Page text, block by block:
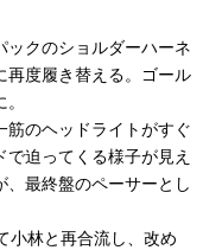
ックのショルダーハーネ
再度履き替える。ゴール
のヘッドライトがすぐ
迫ってくる様子が見え
最終盤のペーサーとし
小林と再合流し、改め